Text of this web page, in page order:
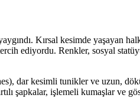
Kırsal kesimde yaşayan
ediyordu. Renkler, sosyal
dar kesimli tunikler ve uzun,
şapkalar, işlemeli kumaşlar ve